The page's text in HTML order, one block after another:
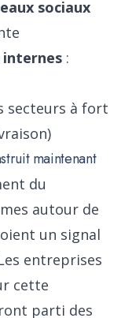
sociaux
internes :
secteurs à fort
maintenant
du
autour de
un signal
entreprises
cette
parti des